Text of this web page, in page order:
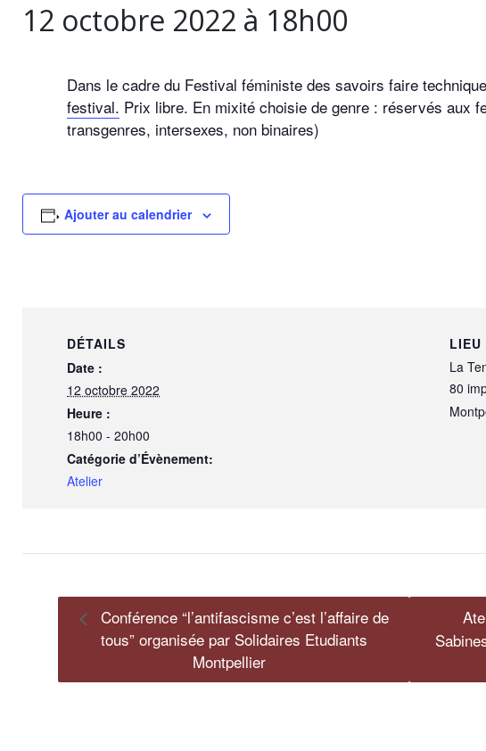
12 octobre 2022 à 18h00
Dans le cadre du Festival féministe des savoirs faire
festival. Prix libre. En mixité choisie de genre : réservés aux
transgenres, intersexes, non binaires)
Ajouter au calendrier
DÉTAILS
Date :
12 octobre 2022
Heure :
18h00 - 20h00
Catégorie d’Évènement:
Atelier
LIEU
La
80
Conférence “l’antifascisme c’est l’affaire de
tous” organisée par Solidaires Etudiants
Montpellier